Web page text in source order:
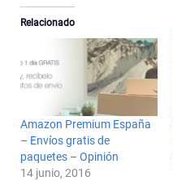
Relacionado
Amazon Premium España
– Envíos gratis de
paquetes – Opinión
14 junio, 2016